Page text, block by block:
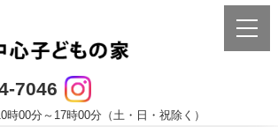
7046
時00分～17時00分（土・日・祝除く）